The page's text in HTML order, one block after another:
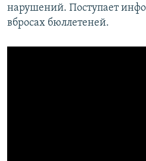
нарушений. Поступает
вбросах бюллетеней.